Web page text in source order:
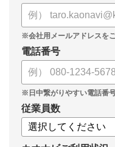
電話番号
従業員数